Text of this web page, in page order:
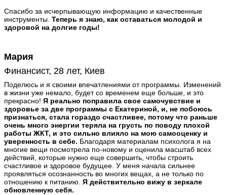
Спасибо за исчерпывающую информацию и качественные
инструменты. Теперь я знаю, как оставаться молодой и
здоровой на долгие годы!
Мария
Финансист, 28 лет, Киев
Поделюсь и я своими впечатлениями от программы. Изменений
в жизни уже немало, будет со временем еще больше, и это
прекрасно! Я реально поправила свое самочувствие и
здоровье за две программы с Екатериной, и, не побоюсь
признаться, стала гораздо счастливее, потому что раньше
очень много энергии теряла на грусть по поводу плохой
работы ЖКТ, и это сильно влияло на мою самооценку и
уверенность в себе. Благодаря материалам психолога я на
многие вещи посмотрела по-новому и оценила масштаб всех
действий, которые нужно еще совершить, чтобы строить
счастливое и здоровое будущее. У меня начала сильнее
проявляться осознанность во многих вещах, а не только по
отношению к питанию. Я действительно вижу в зеркале
обновленную себя.